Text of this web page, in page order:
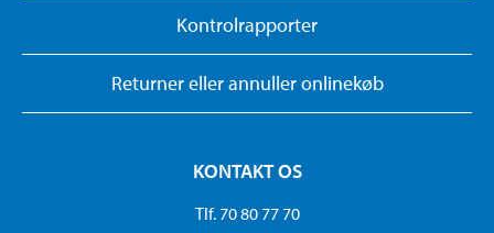
Kontrolrapporter
Returner eller annuller onlinekøb
KONTAKT OS
Tlf. 70 80 77 70